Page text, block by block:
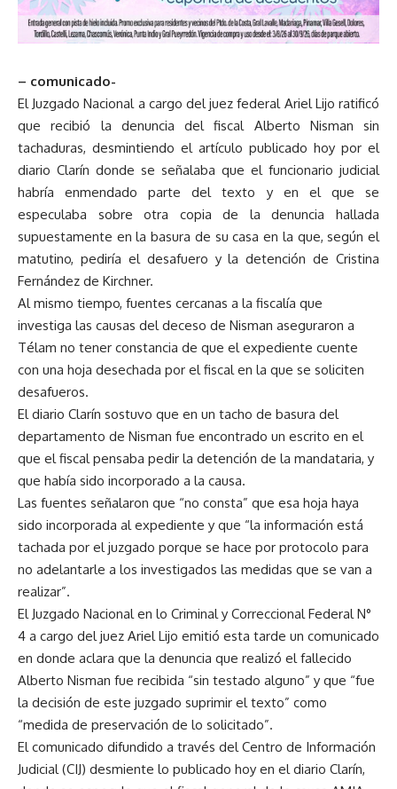
– comunicado-
El Juzgado Nacional a cargo del juez federal Ariel Lijo ratificó
que recibió la denuncia del fiscal Alberto Nisman sin
tachaduras, desmintiendo el artículo publicado hoy por el
diario Clarín donde se señalaba que el funcionario judicial
habría enmendado parte del texto y en el que se
especulaba sobre otra copia de la denuncia hallada
supuestamente en la basura de su casa en la que, según el
matutino, pediría el desafuero y la detención de Cristina
Fernández de Kirchner.
Al mismo tiempo, fuentes cercanas a la fiscalía que
investiga las causas del deceso de Nisman aseguraron a
Télam no tener constancia de que el expediente cuente
con una hoja desechada por el fiscal en la que se soliciten
desafueros.
El diario Clarín sostuvo que en un tacho de basura del
departamento de Nisman fue encontrado un escrito en el
que el fiscal pensaba pedir la detención de la mandataria, y
que había sido incorporado a la causa.
Las fuentes señalaron que “no consta” que esa hoja haya
sido incorporada al expediente y que “la información está
tachada por el juzgado porque se hace por protocolo para
no adelantarle a los investigados las medidas que se van a
realizar”.
El Juzgado Nacional en lo Criminal y Correccional Federal N°
4 a cargo del juez Ariel Lijo emitió esta tarde un comunicado
en donde aclara que la denuncia que realizó el fallecido
Alberto Nisman fue recibida “sin testado alguno” y que “fue
la decisión de este juzgado suprimir el texto” como
“medida de preservación de lo solicitado”.
El comunicado difundido a través del Centro de Información
Judicial (CIJ) desmiente lo publicado hoy en el diario Clarín,